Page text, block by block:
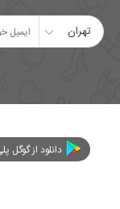
تهران
دانلود از گوگل